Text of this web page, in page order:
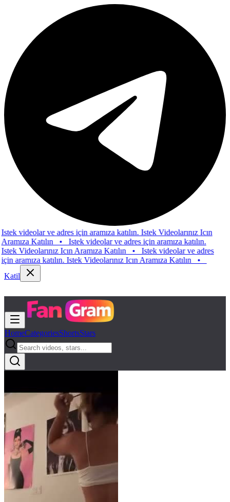
ve adres için aramıza katılın. Istek Videolarınız Icın
Katılın•Istek videolar ve adres için aramıza katılın.
Icın Aramıza Katılın•Istek videolar ve adres
katılın. Istek Videolarınız Icın Aramıza Katılın•
Katil
HomeCategoriesShortsStars